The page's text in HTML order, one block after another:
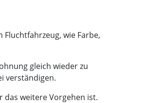
wie Farbe,
gleich wieder zu
verständigen.
das weitere Vorgehen ist.